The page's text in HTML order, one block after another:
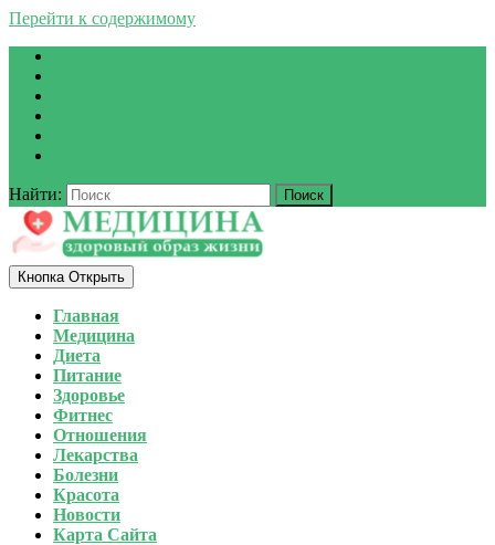
Перейти к содержимому
Найти:
Кнопка Открыть
Главная
Медицина
Диета
Питание
Здоровье
Фитнес
Отношения
Лекарства
Болезни
Красота
Новости
Карта Сайта